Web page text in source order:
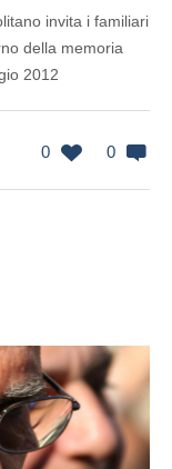
invita i familiari
della memoria
2012
0 0